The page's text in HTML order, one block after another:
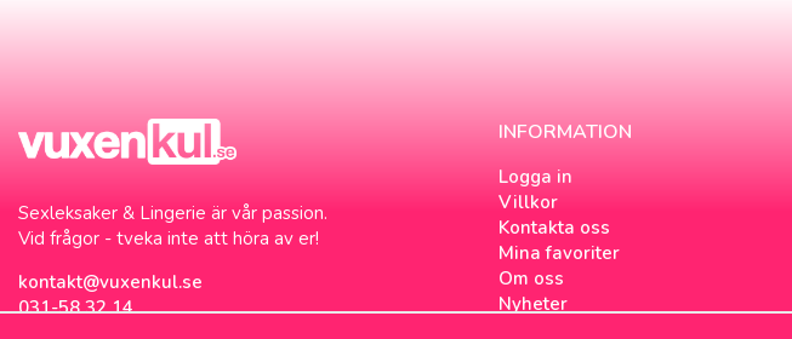
Sexleksaker & Lingerie är vår passion.
Vid frågor - tveka inte att höra av er!
kontakt@vuxenkul.se
031-58 32 14
INFORMATION
Logga in
Villkor
Kontakta oss
Mina favoriter
Om oss
Nyheter